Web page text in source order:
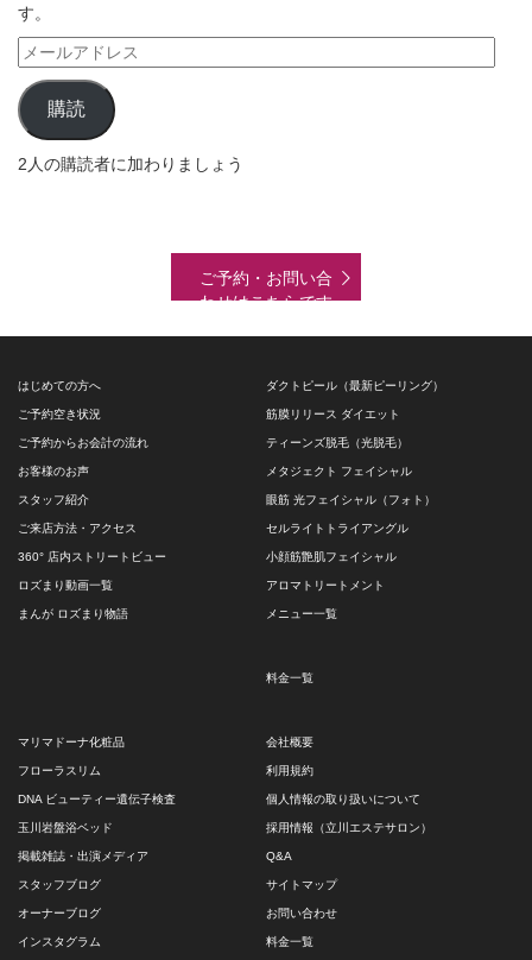
す。
メ
ー
ル
ア
ド
レ
購読
2人の購読者に加わりましょう
ご予約・お問い合
わせはこちらです
はじめての方へ
ご予約空き状況
ご予約からお会計の流れ
お客様のお声
スタッフ紹介
ご来店方法・アクセス
360° 店内ストリートビュー
ロズまり動画一覧
まんが ロズまり物語
ダクトピール（最新ピーリング）
筋膜リリース ダイエット
ティーンズ脱毛（光脱毛）
メタジェクト フェイシャル
眼筋 光フェイシャル（フォト）
セルライトトライアングル
小顔筋艶肌フェイシャル
アロマトリートメント
メニュー一覧
料金一覧
マリマドーナ化粧品
フローラスリム
DNA ビューティー遺伝子検査
玉川岩盤浴ベッド
掲載雑誌・出演メディア
スタッフブログ
オーナーブログ
インスタグラム
会社概要
利用規約
個人情報の取り扱いについて
採用情報（立川エステサロン）
Q&A
サイトマップ
お問い合わせ
料金一覧